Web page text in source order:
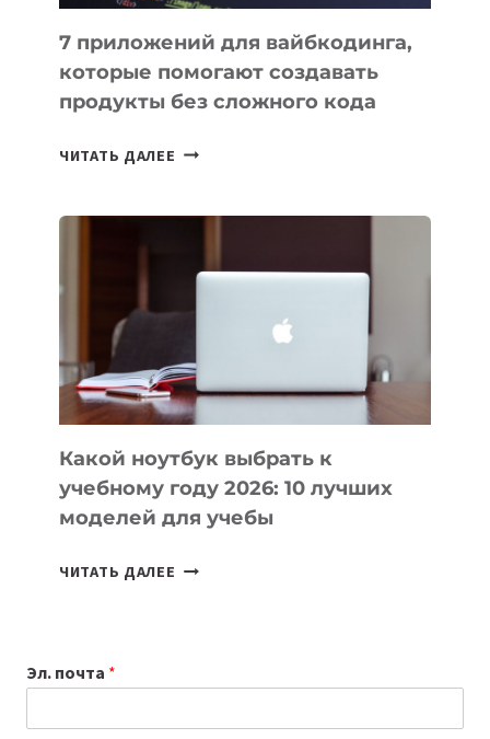
7 приложений для вайбкодинга,
которые помогают создавать
продукты без сложного кода
ЧИТАТЬ ДАЛЕЕ 7
ПОМОГАЮТ
СОЗДАВАТЬ
БЕЗ
СЛОЖНОГО
КОДА
Какой ноутбук выбрать к
учебному году 2026: 10 лучших
моделей для учебы
ЧИТАТЬ ДАЛЕЕ КАКОЙ
2026:
Эл. почта *